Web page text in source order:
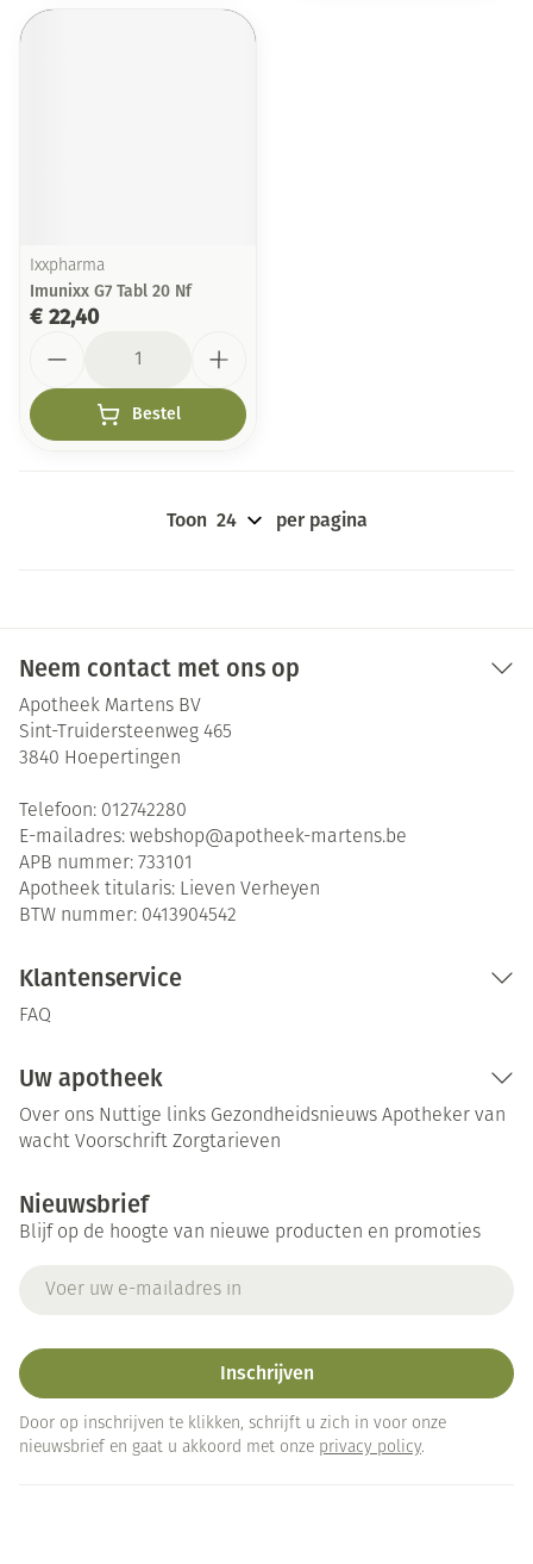
Ixxpharma
Imunixx G7 Tabl 20 Nf
€ 22,40
Bestel
Toon per pagina
Neem contact met ons op
Apotheek Martens BV
Sint-Truidersteenweg 465
3840 Hoepertingen
Telefoon: 012742280
E-mailadres: webshop@apotheek-martens.be
APB nummer: 733101
Apotheek titularis: Lieven Verheyen
BTW nummer: 0413904542
Klantenservice
FAQ
Uw apotheek
Over ons Nuttige links Gezondheidsnieuws Apotheker van
wacht Voorschrift Zorgtarieven
Nieuwsbrief
Blijf op de hoogte van nieuwe producten en promoties
Inschrijven
Door op inschrijven te klikken, schrijft u zich in voor onze
nieuwsbrief en gaat u akkoord met onze privacy policy.